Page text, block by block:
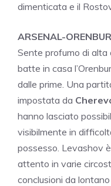
dimenticata e il
ARSENAL-
Sente profumo di alta
batte in casa
dalle prime. Una
impostata da
hanno lasciato
visibilmente in
possesso. Levashov
attento in varie
conclusioni da